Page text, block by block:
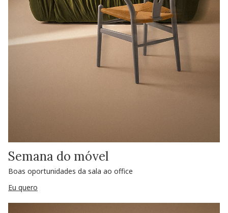
Semana do móvel
Boas oportunidades da sala ao office
Eu quero